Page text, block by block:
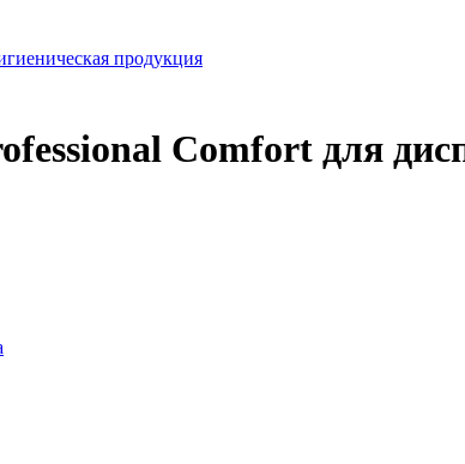
продукция
Comfort для